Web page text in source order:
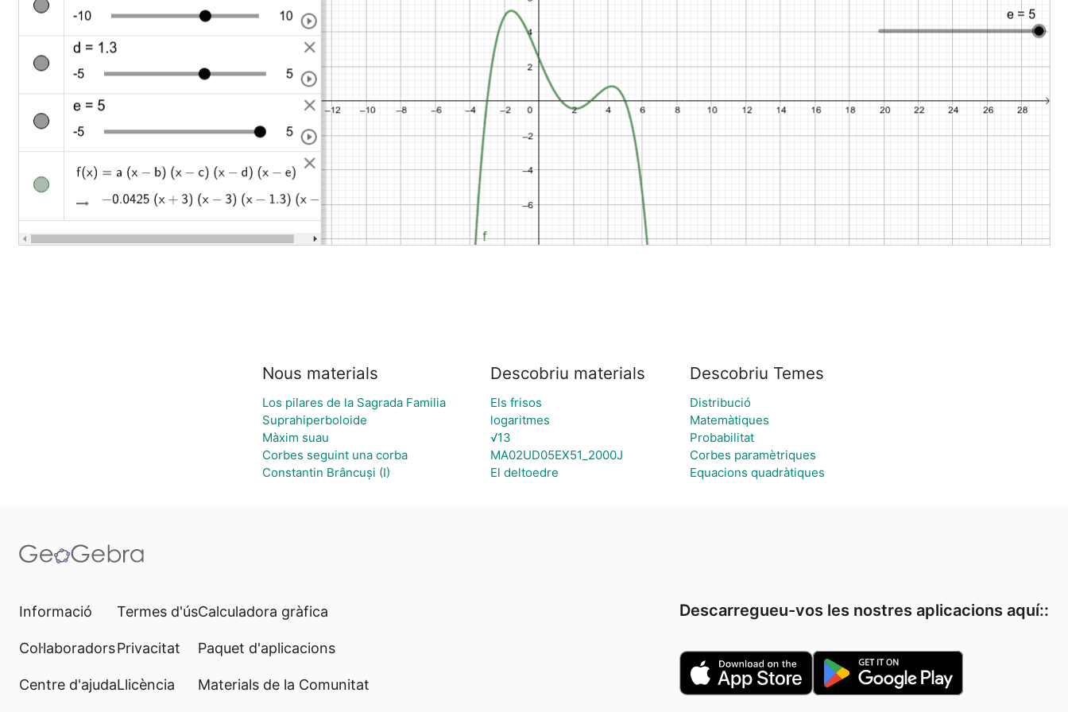
Nous materials
Los pilares de la Sagrada Familia
Suprahiperboloide
Màxim suau
Corbes seguint una corba
Constantin Brâncuși (I)
Descobriu materials
Els frisos
logaritmes
√13
MA02UD05EX51_2000J
El deltoedre
Descobriu Temes
Distribució
Matemàtiques
Probabilitat
Corbes paramètriques
Equacions quadràtiques
Informació
Col·laboradors
Centre d'ajuda
Termes d'ús
Privacitat
Llicència
Calculadora gràfica
Paquet d'aplicacions
Materials de la Comunitat
Descarregueu-vos les nostres aplicacions aquí::